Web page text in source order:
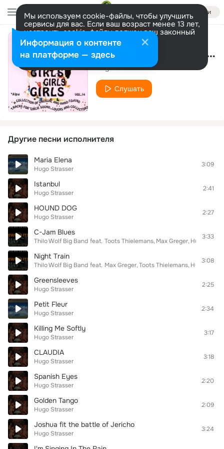
Войти
Мы используем cookie-файлы, чтобы улучшить
сервисы для вас. Если ваш возраст менее 13 лет,
настроить cookie-файлы должен ваш законный
представитель. Больше информации
Разрешить все Настроить Raindrops Keep Falling On My H
Hugo Strasser
Слушать
Другие песни исполнителя
Maria Elena
Hugo Strasser
3:09
Istanbul
Hugo Strasser
2:41
HOUND DOG
Hugo Strasser
2:27
C-Jam Blues
Thilo Wolf Big Band feat. Toots Thielemans Max Greger Hugo
3:33
Night Train
Thilo Wolf Big Band feat. Max Greger Toots Thielemans Hugo
3:08
Greensleeves
Hugo Strasser
2:25
Petit Fleur
Hugo Strasser
2:34
Killing Me Softly
Hugo Strasser
3:17
CLAUDIA
Hugo Strasser
3:18
Spanish Eyes
Hugo Strasser
2:20
Golden Tango
Hugo Strasser
2:09
Joshua fit the battle of Jericho
Hugo Strasser
3:24
Информация о контенте
на платформе — здесь